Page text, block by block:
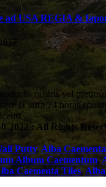
ad USA REGIA &
nostris vel
et intra 24 horas
2022 : All Rights
Putty,Alba
Album Caementum,
Caementa Tiles,